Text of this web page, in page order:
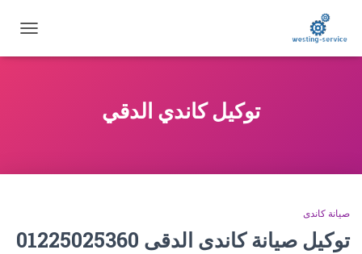
التنقل
توكيل كاندي الدقي
صيانة كاندى
توكيل صيانة كاندى الدقى 01225025360